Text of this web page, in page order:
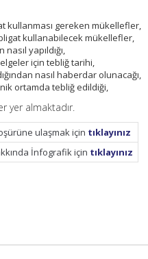
kullanması gereken mükellefler,
kullanabilecek mükellefler,
yapıldığı,
için tebliğ tarihi,
nasıl haberdar olunacağı,
ortamda tebliğ edildiği,
yer almaktadır.
ulaşmak için tıklayınız
İnfografik için tıklayınız